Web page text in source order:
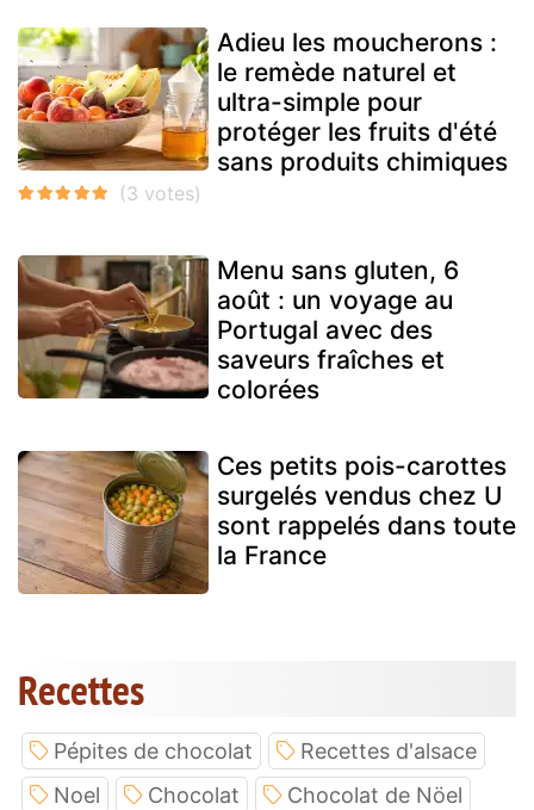
Adieu les moucherons :
le remède naturel et
ultra-simple pour
protéger les fruits d'été
sans produits chimiques
Menu sans gluten, 6
août : un voyage au
Portugal avec des
saveurs fraîches et
colorées
Ces petits pois-carottes
surgelés vendus chez U
sont rappelés dans toute
la France
Recettes
Pépites de chocolat
Recettes d'alsace
Noel
Chocolat Chocolat de Nöel